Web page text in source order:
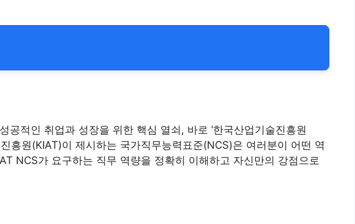
적인 취업과 성장을 위한 핵심 열쇠, 바로 ‘한국산업기술진흥원
흥원(KIAT)이 제시하는 국가직무능력표준(NCS)은 여러분이 어떤 역
NCS가 요구하는 직무 역량을 정확히 이해하고 자신만의 강점으로